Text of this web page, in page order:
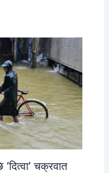
‘दित्वा’ चक्रवात